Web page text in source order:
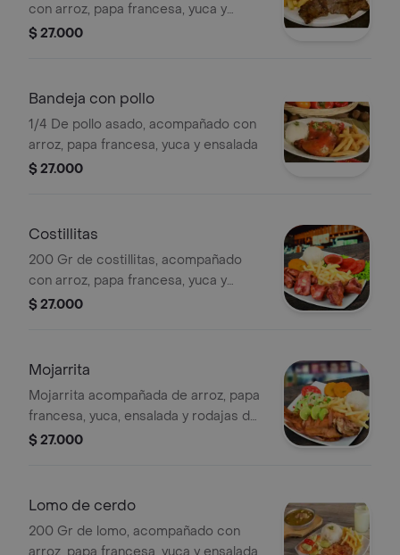
con arroz, papa francesa, yuca y
ensalada
$ 27.000
Bandeja con pollo
1/4 De pollo asado, acompañado con
arroz, papa francesa, yuca y ensalada
$ 27.000
Costillitas
200 Gr de costillitas, acompañado
con arroz, papa francesa, yuca y
ensalada
$ 27.000
Mojarrita
Mojarrita acompañada de arroz, papa
francesa, yuca, ensalada y rodajas de
limón.
$ 27.000
Lomo de cerdo
200 Gr de lomo, acompañado con